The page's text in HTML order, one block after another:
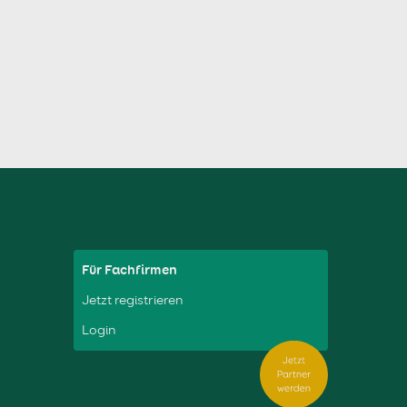
Für Fachfirmen
Jetzt registrieren
Login